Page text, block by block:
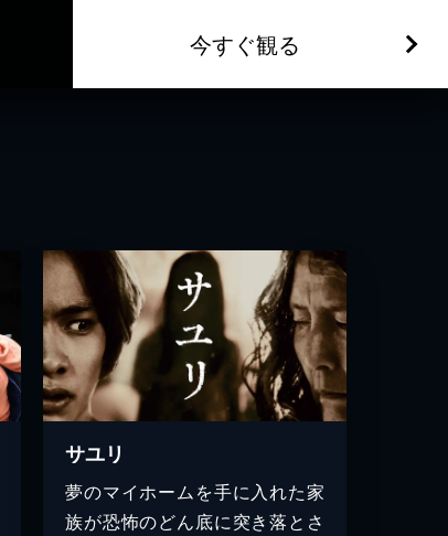
今すぐ観る
サユリ
夢のマイホームを手に入れた家
族が恐怖のどん底に突き落とさ